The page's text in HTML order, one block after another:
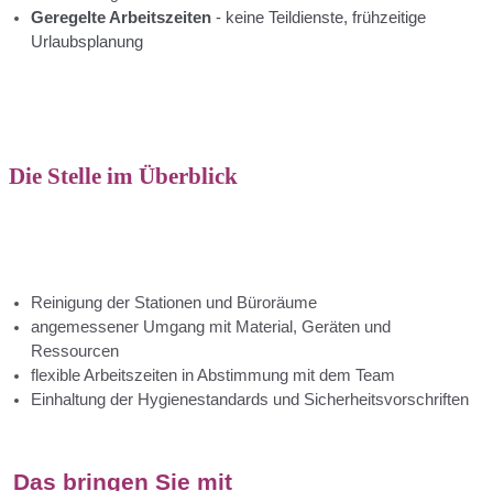
Geregelte Arbeitszeiten - keine Teildienste, frühzeitige
Urlaubsplanung
Die Stelle im Überblick
Reinigung der Stationen und Büroräume
angemessener Umgang mit Material, Geräten und
Ressourcen
flexible Arbeitszeiten in Abstimmung mit dem Team
Einhaltung der Hygienestandards und Sicherheitsvorschriften
Das bringen Sie mit